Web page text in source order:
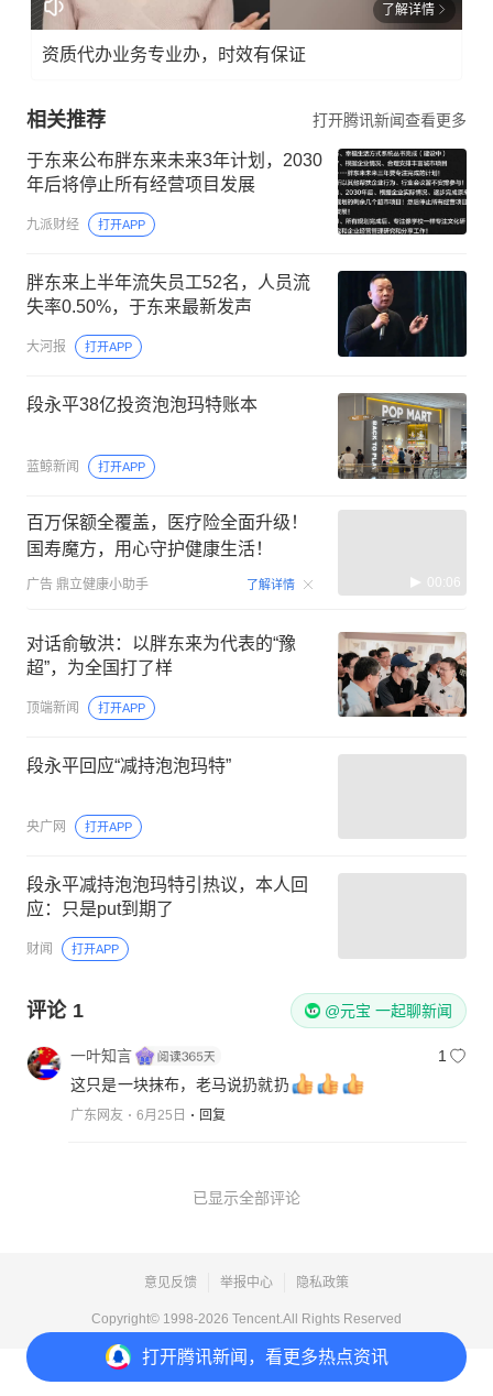
打开腾讯新闻，看更多热点资讯
了解详情
资质代办业务专业办，时效有保证
相关推荐 打开腾讯新闻查看更多
于东来公布胖东来未来3年计划，2030
年后将停止所有经营项目发展
九派财经 打开APP
胖东来上半年流失员工52名，人员流
失率0.50%，于东来最新发声
大河报 打开APP
段永平38亿投资泡泡玛特账本
蓝鲸新闻 打开APP
百万保额全覆盖，医疗险全面升级！
国寿魔方，用心守护健康生活！
广告 鼎立健康小助手 了解详情 00:06
对话俞敏洪：以胖东来为代表的“豫
超”，为全国打了样
顶端新闻 打开APP
段永平回应“减持泡泡玛特”
央广网 打开APP
段永平减持泡泡玛特引热议，本人回
应：只是put到期了
财闻 打开APP
评论 1 @元宝 一起聊新闻
一叶知言
1
这只是一块抹布，老马说扔就扔
广东网友 6月25日 回复
已显示全部评论
意见反馈 举报中心 隐私政策
Copyright© 1998-2026 Tencent.All Rights Reserved